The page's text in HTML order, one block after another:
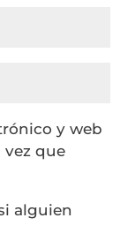
y web
vez que
alguien